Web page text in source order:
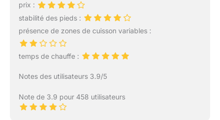
Facilité de nettoyage : Le
empêche les flambées et
Les poignées des deux
transport.
portions simultanément,
ce qui est parfait pour les
amis. Son format
également son
espaces réduits.
prix :
stabilité des pieds :
présence de zones de cuisson variables :
temps de chauffe :
Notes des utilisateurs 3.9/5
Note de 3.9 pour 458 utilisateurs